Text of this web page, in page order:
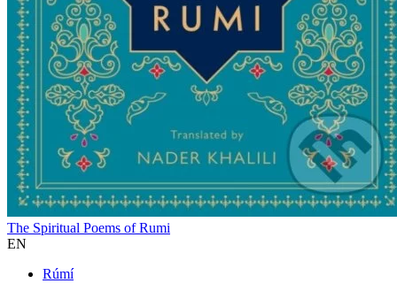
The Spiritual Poems of Rumi
EN
Rúmí